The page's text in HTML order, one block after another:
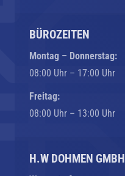
BÜROZEITEN
Montag – Donnerstag:
08:00 Uhr – 17:00 Uhr
Freitag:
08:00 Uhr – 13:00 Uhr
H.W DOHMEN GMBH